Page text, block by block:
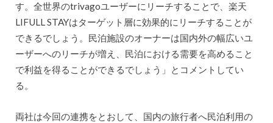
す。全世界のtrivagoユーザーにリーチすることで、楽天
LIFULL STAYはターゲット層に効果的にリーチすることが
できるでしょう。民泊施設のオーナーは国内外の幅広いユ
ーザーへのリーチが増え、民泊における需要を高めること
で利益を得ることができるでしょう」とコメントしてい
る。
両社は今回の連携をとおして、国内の旅行者へ民泊利用の